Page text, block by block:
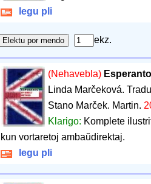
legu pli
ekz.
(Nehavebla)
Linda Marčeková.
Stano Marček. Martin.
Klarigo: Komplete
kun vortaretoj ambaŭdirektaj.
legu pli